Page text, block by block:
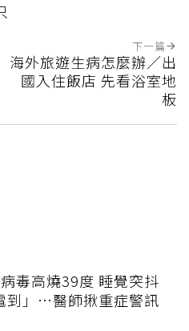
下一篇
海外旅遊生病怎麼辦／出
國入住飯店 先看浴室地
板
毒高燒39度 睡覺突抖
到」…醫師揪重症警訊